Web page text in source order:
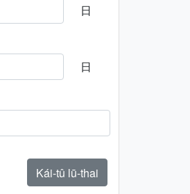
日
日
Kái-tû lū-thai